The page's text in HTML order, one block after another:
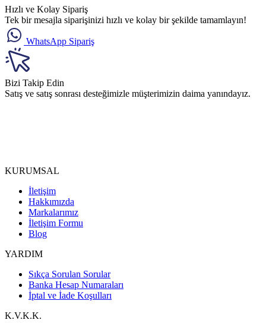
Hızlı ve Kolay Sipariş
Tek bir mesajla siparişinizi hızlı ve kolay bir şekilde tamamlayın!
WhatsApp Sipariş
Bizi Takip Edin
Satış ve satış sonrası desteğimizle müşterimizin daima yanındayız.
KURUMSAL
İletişim
Hakkımızda
Markalarımız
İletişim Formu
Blog
YARDIM
Sıkça Sorulan Sorular
Banka Hesap Numaraları
İptal ve İade Koşulları
K.V.K.K.